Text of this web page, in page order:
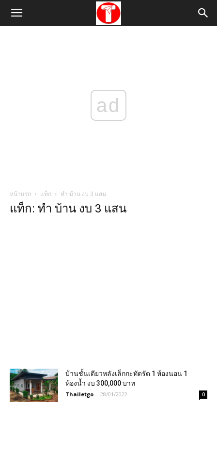
ad
หน้าแรก แท็ก ทํา บ้าน งบ 3 แสน
แท็ก: ทํา บ้าน งบ 3 แสน
บ้านชั้นเดียวหลังเล็กกะทัดรัด 1 ห้องนอน 1
ห้องน้ำ งบ 300,000 บาท
Thailetgo - 28/01/2022 0